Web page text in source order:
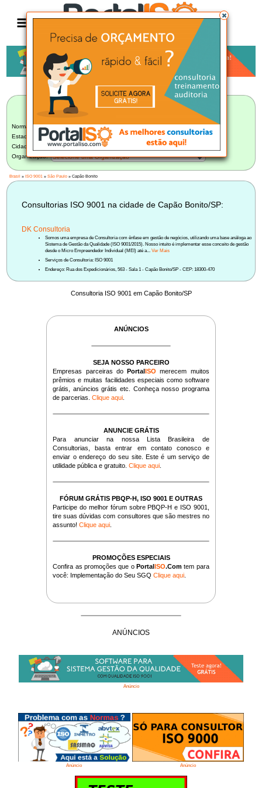
LISTA BRASILEIRA DE CONSULTORIAS
Norma:
ISO 9001
Estado:
São Paulo (219)
Cidade:
Capão Bonito/SP (1)
Organização:
Selecione uma Organização
Brasil »ISO 9001 »São Paulo » Capão Bonito
Consultorias ISO 9001 na cidade de Capão Bonito/SP:
DK Consultoria
Somos uma empresa de Consultoria com ênfase em gestão de negócios, utilizando uma base análoga ao
Sistema de Gestão da Qualidade (ISO 9001/2015). Nosso intuito é implementar esse conceito de gestão
desde o Micro Empreendedor Individual (MEI) até a...Ver Mais
Serviços de Consultoria: ISO 9001
Endereço: Rua dos Expedicionários, 563 - Sala 1 - Capão Bonito/SP - CEP: 18300-470
Consultoria ISO 9001 em Capão Bonito/SP
ANÚNCIOS
SEJA NOSSO PARCEIRO
Empresas parceiras doPortalISO merecem muitos
prêmios e muitas facilidades especiais como software
grátis, anúncios grátis etc. Conheça nosso programa
de parcerias.Clique aqui
ANUNCIE GRÁTIS
Para anunciar na nossa Lista Brasileira de
Consultorias, basta entrar em contato conosco e
enviar o endereço do seu site. Este é um serviço de
utilidade pública e gratuito.Clique aqui
FÓRUM GRÁTIS PBQP-H, ISO 9001 E OUTRAS
Participe do melhor fórum sobre PBQP-H e ISO 9001,
tire suas dúvidas com consultores que são mestres no
assunto!Clique aqui
PROMOÇÕES ESPECIAIS
Confira as promoções que oPortalISO.Com tem para
você: Implementação do Seu SGQClique aqui
ANÚNCIOS
Anúncio
Anúncio Anúncio